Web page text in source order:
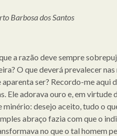
Barbosa dos Santos
a razão deve sempre
O que deverá prevalecer
aparenta ser? Recordo-me aqui
Ele adorava ouro e, em virtude
minério: desejo aceito, tudo o
abraço fazia com que o
no que o tal homem